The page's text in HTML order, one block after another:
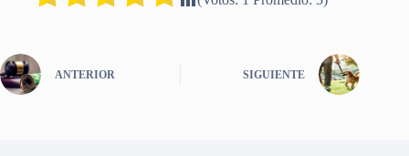
ANTERIOR SIGUIENTE